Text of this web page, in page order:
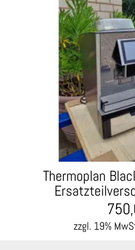
Thermoplan
zzgl. 19%